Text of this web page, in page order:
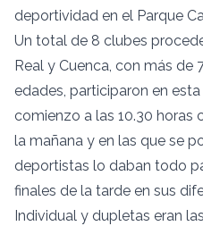
deportividad en el Parque
Un total de 8 clubes
Real y Cuenca, con más
edades, participaron en
comienzo a las 10.30 horas
la mañana y en las que se
deportistas lo daban todo
finales de la tarde en sus
Individual y dupletas eran